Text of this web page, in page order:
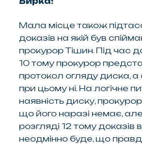
Мала місце також
доказів на якій був
прокурор Тішин. Під час
10 тому прокурор
протокол огляду диска,
при цьому ні. На логічне
наявність диску, прокурор
що його наразі немає,
розгляді 12 тому доказів
неодмінно буде, що